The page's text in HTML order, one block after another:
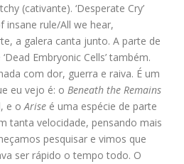
(cativante). ‘Desperate Cry’
insane rule/All we hear,
a galera canta junto. A parte de
Embryonic Cells’ também.
com dor, guerra e raiva. É um
eu vejo é: oBeneath the Remains
e oArise é uma espécie de parte
tanta velocidade, pensando mais
pesquisar e vimos que
ser rápido o tempo todo. O